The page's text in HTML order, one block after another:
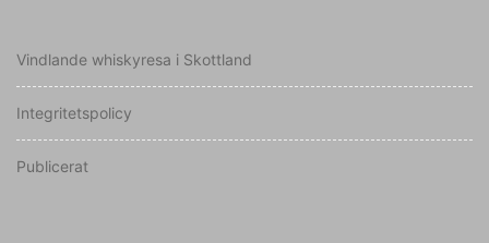
Vindlande whiskyresa i Skottland
Integritetspolicy
Publicerat